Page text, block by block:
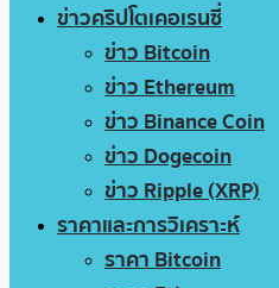
ข่าวคริปโตเคอเรนซี่
ข่าว Bitcoin
ข่าว Ethereum
ข่าว Binance Coin
ข่าว Dogecoin
ข่าว Ripple (XRP)
ราคาและการวิเคราะห์
ราคา Bitcoin